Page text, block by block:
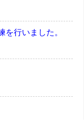
を行いました。